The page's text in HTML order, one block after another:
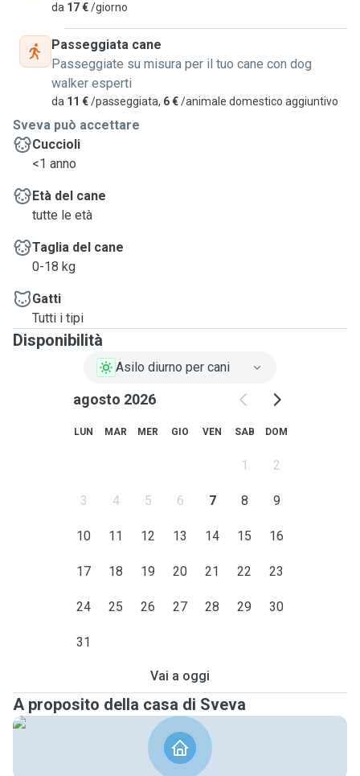
da 17 €/giorno
Passeggiata cane
Passeggiate su misura per il tuo cane con dog
walker esperti
da 11 €/passeggiata, 6 €/animale domestico aggiuntivo
Sveva può accettare
Cuccioli
<1 anno
Età del cane
tutte le età
Taglia del cane
0-18 kg
Gatti
Tutti i tipi
Disponibilità
Asilo diurno per cani
agosto 2026
LUN MAR MER GIO VEN SAB DOM
1 2
3 4 5 6 7 8 9
10 11 12 13 14 15 16
17 18 19 20 21 22 23
24 25 26 27 28 29 30
31
Vai a oggi
A proposito della casa di Sveva